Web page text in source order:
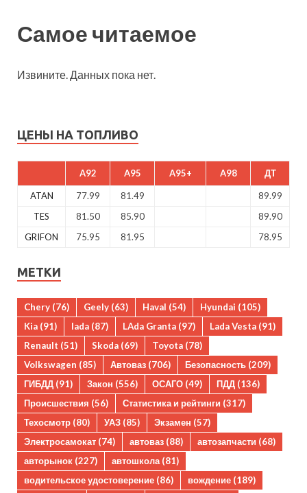
Самое читаемое
Извините. Данных пока нет.
ЦЕНЫ НА ТОПЛИВО
A92 A95 A95+ A98 ДТ
ATAN 77.99 81.49
89.99
TES
81.50 85.90
89.90
GRIFON
75.95 81.95 78.95
МЕТКИ
Chery (76) Geely (63) Haval (54) Hyundai (105)
Kia (91) lada (87) LAda Granta (97) Lada Vesta (91)
Renault (51) Skoda (69) Toyota (78)
Volkswagen (85) Автоваз (706) Безопасность (209)
ГИБДД (91) Закон (556) ОСАГО (49) ПДД (136)
Происшествия (56) Статистика и рейтинги (317)
Техосмотр (80) УАЗ (85) Экзамен (57)
Электросамокат (74) автоваз (88) автозапчасти (68)
авторынок (227) автошкола(81)
водительское удостоверение (86) вождение (189)